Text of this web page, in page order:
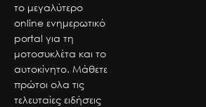
το μεγαλύτερο
online ενημερωτικό
portal για τη
μοτοσυκλέτα και το
αυτοκίνητο. Μάθετε
πρώτοι ολα τις
τελευταίες ειδήσεις